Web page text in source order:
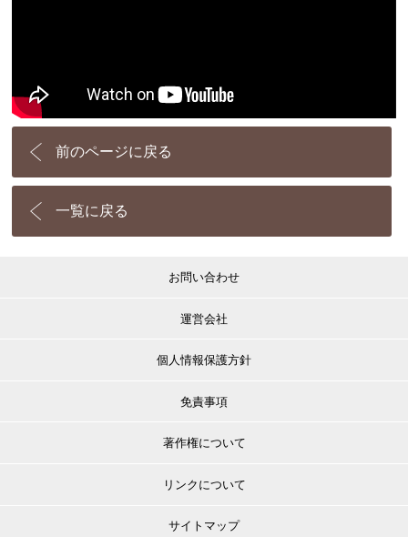
前のページに戻る
一覧に戻る
お問い合わせ
運営会社
個人情報保護方針
免責事項
著作権について
リンクについて
サイトマップ